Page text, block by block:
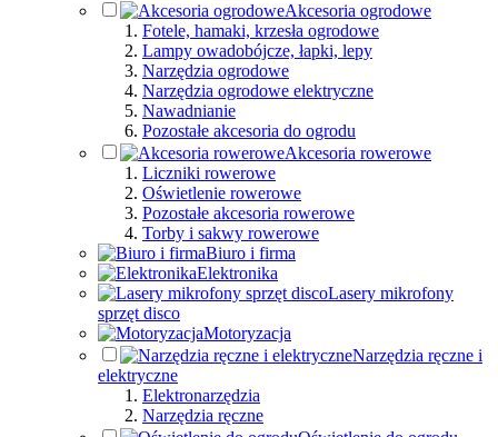
Akcesoria ogrodowe
Fotele, hamaki, krzesła ogrodowe
Lampy owadobójcze, łapki, lepy
Narzędzia ogrodowe
Narzędzia ogrodowe elektryczne
Nawadnianie
Pozostałe akcesoria do ogrodu
Akcesoria rowerowe
Liczniki rowerowe
Oświetlenie rowerowe
Pozostałe akcesoria rowerowe
Torby i sakwy rowerowe
Biuro i firma
Elektronika
Lasery mikrofony
sprzęt disco
Motoryzacja
Narzędzia ręczne i
elektryczne
Elektronarzędzia
Narzędzia ręczne